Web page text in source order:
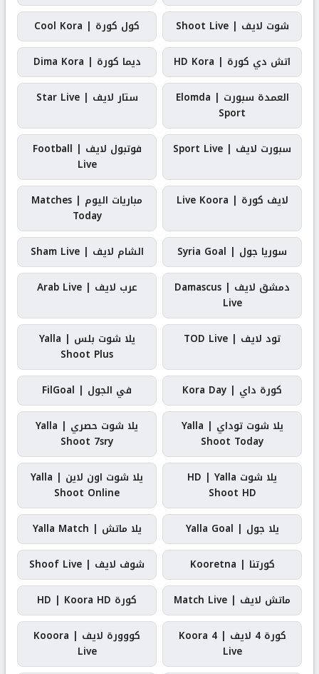
شوت لايف | Shoot Live
كول كورة | Cool Kora
اتش دي كورة | HD Kora
ديما كورة | Dima Kora
العمدة سبورت | Elomda
Sport
ستار لايف | Star Live
سبورت لايف | Sport Live
فوتبول لايف | Football
Live
لايف كورة | Live Koora
مباريات اليوم | Matches
Today
سوريا جول | Syria Goal
الشام لايف | Sham Live
دمشق لايف | Damascus
Live
عرب لايف | Arab Live
تود لايف | TOD Live
يلا شوت بلس | Yalla
Shoot Plus
كورة داي | Kora Day
في الجول | FilGoal
يلا شوت توداي | Yalla
Shoot Today
يلا شوت حصري | Yalla
Shoot 7sry
يلا شوت HD | Yalla
Shoot HD
يلا شوت اون لاين | Yalla
Shoot Online
يلا جول | Yalla Goal
يلا ماتش | Yalla Match
كورتنا | Kooretna
شوف لايف | Shoof Live
ماتش لايف | Match Live
كورة HD | Koora HD
كورة 4 لايف | Koora 4
Live
كووورة لايف | Kooora
Live